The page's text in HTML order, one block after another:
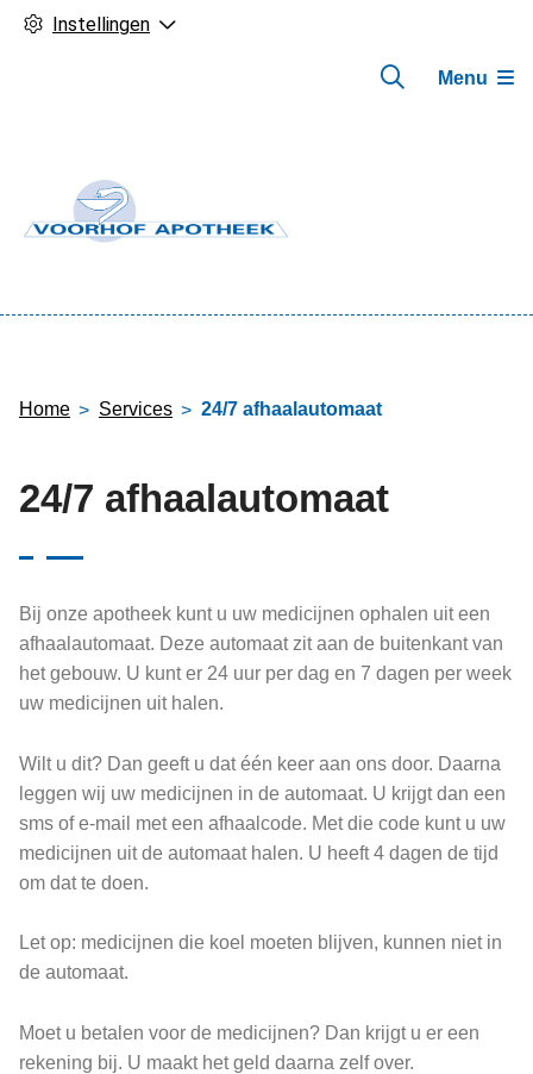
Instellingen
Menu
Home Services 24/7 afhaalautomaat
24/7 afhaalautomaat
Bij onze apotheek kunt u uw medicijnen ophalen uit een
afhaalautomaat. Deze automaat zit aan de buitenkant van
het gebouw. U kunt er 24 uur per dag en 7 dagen per week
uw medicijnen uit halen.
Wilt u dit? Dan geeft u dat één keer aan ons door. Daarna
leggen wij uw medicijnen in de automaat. U krijgt dan een
sms of e-mail met een afhaalcode. Met die code kunt u uw
medicijnen uit de automaat halen. U heeft 4 dagen de tijd
om dat te doen.
Let op: medicijnen die koel moeten blijven, kunnen niet in
de automaat.
Moet u betalen voor de medicijnen? Dan krijgt u er een
rekening bij. U maakt het geld daarna zelf over.